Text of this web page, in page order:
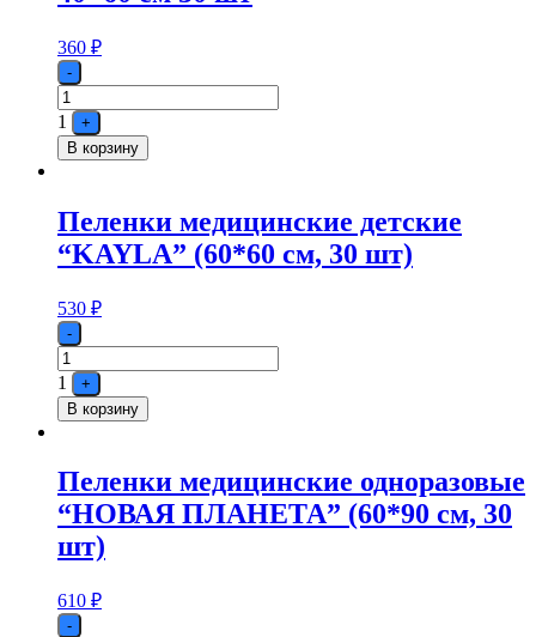
360 ₽
Quantity
-
1
+
В корзину
Пеленки медицинские детские
“KAYLA” (60*60 см, 30 шт)
530 ₽
Quantity
-
1
+
В корзину
Пеленки медицинские одноразовые
“НОВАЯ ПЛАНЕТА” (60*90 см, 30
шт)
610 ₽
Quantity
-